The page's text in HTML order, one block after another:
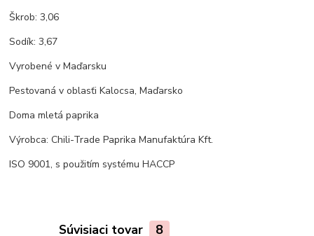
Škrob: 3,06
Sodík: 3,67
Vyrobené v Maďarsku
Pestovaná v oblasťi Kalocsa, Maďarsko
Doma mletá paprika
Výrobca: Chili-Trade Paprika Manufaktúra Kft.
ISO 9001, s použitím systému HACCP
Súvisiaci tovar 8